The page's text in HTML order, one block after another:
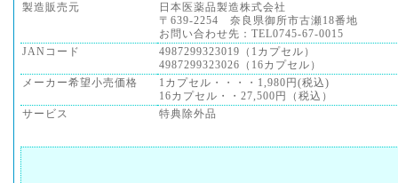
製造販売元
日本医薬品製造株式会社
〒639-2254 奈良県御所市古瀬18番地
お問い合わせ先：TEL0745-67-0015
JANコード
4987299323019（1カプセル）
4987299323026（16カプセル）
メーカー希望小売価格
1カプセル・・・・1,980円(税込)
16カプセル・・27,500円（税込）
サービス
特典除外品